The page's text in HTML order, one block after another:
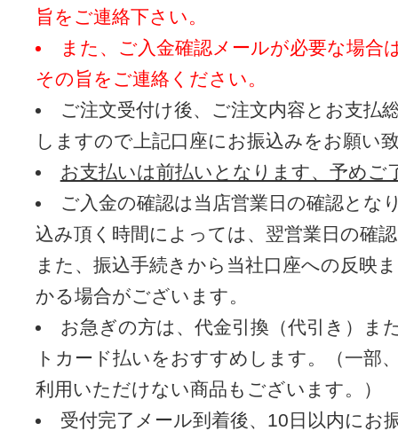
旨をご連絡下さい。
また、ご入金確認メールが必要な場合
その旨をご連絡ください。
ご注文受付け後、ご注文内容とお支払
しますので上記口座にお振込みをお願い
お支払いは前払いとなります、予めご
ご入金の確認は当店営業日の確認とな
込み頂く時間によっては、翌営業日の確
また、振込手続きから当社口座への反映
かる場合がございます。
お急ぎの方は、代金引換（代引き）ま
トカード払いをおすすめします。（一部
利用いただけない商品もございます。）
受付完了メール到着後、10日以内にお